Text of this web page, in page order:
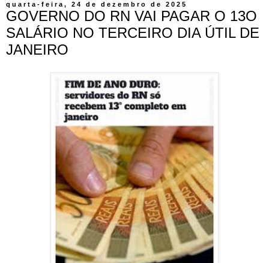
quarta-feira, 24 de dezembro de 2025
GOVERNO DO RN VAI PAGAR O 13O
SALÁRIO NO TERCEIRO DIA ÚTIL DE
JANEIRO